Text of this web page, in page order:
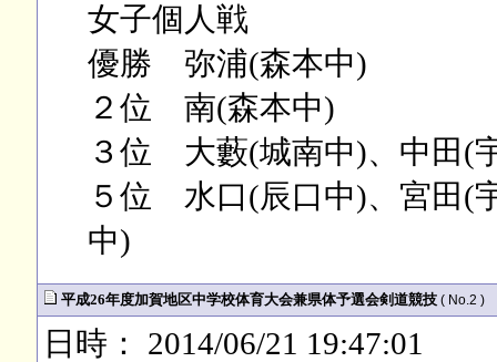
女子個人戦
優勝 弥浦(森本中)
２位 南(森本中)
３位 大藪(城南中)、中田(
５位 水口(辰口中)、宮田(
中)
平成26年度加賀地区中学校体育大会兼県体予選会剣道競技 ( No.2 )
日時： 2014/06/21 19:47:01